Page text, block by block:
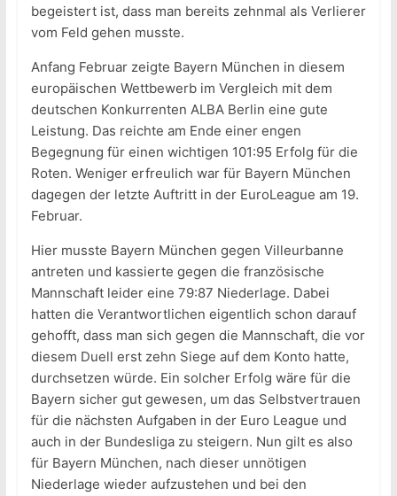
begeistert ist, dass man bereits zehnmal als Verlierer
vom Feld gehen musste.
Anfang Februar zeigte Bayern München in diesem
europäischen Wettbewerb im Vergleich mit dem
deutschen Konkurrenten ALBA Berlin eine gute
Leistung. Das reichte am Ende einer engen
Begegnung für einen wichtigen 101:95 Erfolg für die
Roten. Weniger erfreulich war für Bayern München
dagegen der letzte Auftritt in der EuroLeague am 19.
Februar.
Hier musste Bayern München gegen Villeurbanne
antreten und kassierte gegen die französische
Mannschaft leider eine 79:87 Niederlage. Dabei
hatten die Verantwortlichen eigentlich schon darauf
gehofft, dass man sich gegen die Mannschaft, die vor
diesem Duell erst zehn Siege auf dem Konto hatte,
durchsetzen würde. Ein solcher Erfolg wäre für die
Bayern sicher gut gewesen, um das Selbstvertrauen
für die nächsten Aufgaben in der Euro League und
auch in der Bundesliga zu steigern. Nun gilt es also
für Bayern München, nach dieser unnötigen
Niederlage wieder aufzustehen und bei den